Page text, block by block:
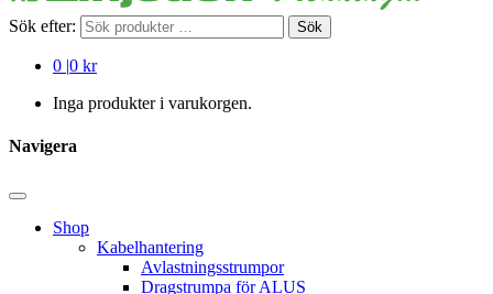
Sök efter: Sök
0 |0 kr
Inga produkter i varukorgen.
Navigera
Shop
Kabelhantering
Avlastningsstrumpor
Dragstrumpa för ALUS